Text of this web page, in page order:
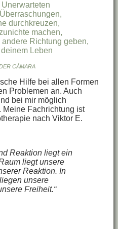
durchkreuzen,
machen,
Richtung geben,
Leben
CÁMARA
Hilfe bei allen Formen
Problemen an. Auch
bei mir möglich
Meine Fachrichtung ist
nach Viktor E.
Reaktion liegt ein
liegt unsere
Reaktion. In
unsere
Freiheit.“